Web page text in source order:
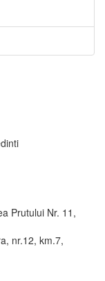
Prutului Nr. 11,
nr.12, km.7,